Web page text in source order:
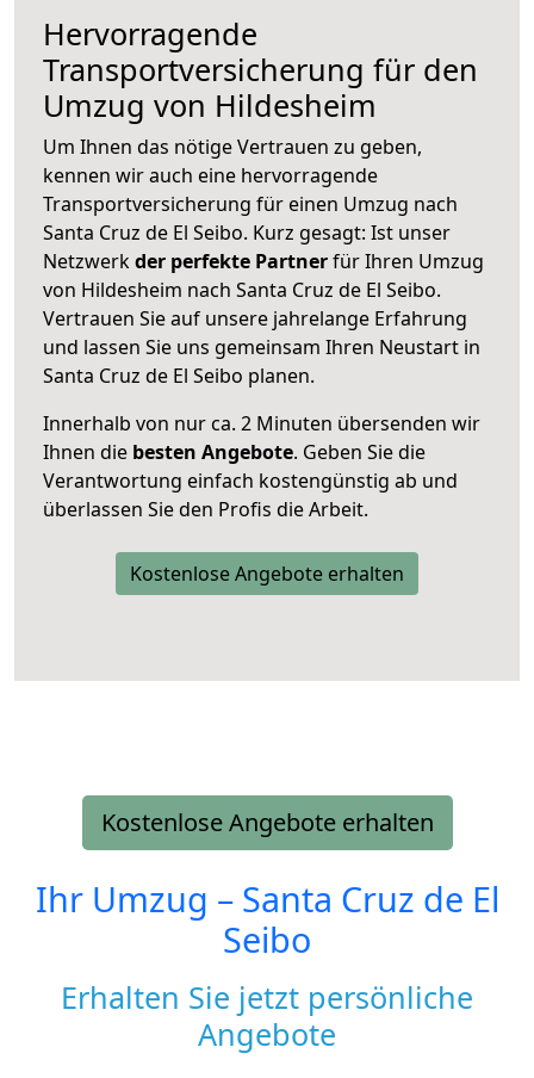
Hervorragende
Transportversicherung für den
Umzug von Hildesheim
Um Ihnen das nötige Vertrauen zu geben,
kennen wir auch eine hervorragende
Transportversicherung für einen Umzug nach
Santa Cruz de El Seibo. Kurz gesagt: Ist unser
Netzwerkder perfekte Partnerfür Ihren Umzug
von Hildesheim nach Santa Cruz de El Seibo.
Vertrauen Sie auf unsere jahrelange Erfahrung
und lassen Sie uns gemeinsam Ihren Neustart in
Santa Cruz de El Seibo planen.
Innerhalb von nur ca. 2 Minuten übersenden wir
Ihnen die besten Angebote. Geben Sie die
Verantwortung einfach kostengünstig ab und
überlassen Sie den Profis die Arbeit.
Kostenlose Angebote erhalten
Kostenlose Angebote erhalten
Ihr Umzug – Santa Cruz de El
Seibo
Erhalten Sie jetzt persönliche
Angebote